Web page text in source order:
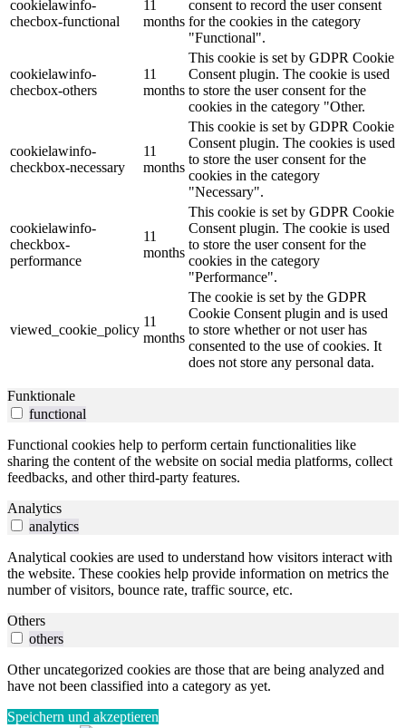
cookielawinfo-
checbox-functional
11
months
consent to record the user consent
for the cookies in the category
"Functional".
cookielawinfo-
checbox-others
11
months
This cookie is set by GDPR Cookie
Consent plugin. The cookie is used
to store the user consent for the
cookies in the category "Other.
cookielawinfo-
checkbox-necessary
11
months
This cookie is set by GDPR Cookie
Consent plugin. The cookies is used
to store the user consent for the
cookies in the category
"Necessary".
cookielawinfo-
checkbox-
performance
11
months
This cookie is set by GDPR Cookie
Consent plugin. The cookie is used
to store the user consent for the
cookies in the category
"Performance".
viewed_cookie_policy
11
months
The cookie is set by the GDPR
Cookie Consent plugin and is used
to store whether or not user has
consented to the use of cookies. It
does not store any personal data.
Funktionale
functional
Functional cookies help to perform certain functionalities like
sharing the content of the website on social media platforms, collect
feedbacks, and other third-party features.
Analytics
analytics
Analytical cookies are used to understand how visitors interact with
the website. These cookies help provide information on metrics the
number of visitors, bounce rate, traffic source, etc.
Others
others
Other uncategorized cookies are those that are being analyzed and
have not been classified into a category as yet.
Speichern und akzeptieren